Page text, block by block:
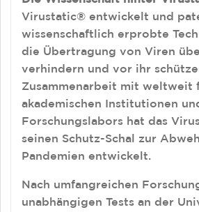
Virustatic® entwickelt und
wissenschaftlich erprobte
die Übertragung von Viren
verhindern und vor ihr
Zusammenarbeit mit weltweit
akademischen Institutionen
Forschungslabors hat das
seinen Schutz-Schal zur
Pandemien entwickelt.
Nach umfangreichen
unabhängigen Tests an der